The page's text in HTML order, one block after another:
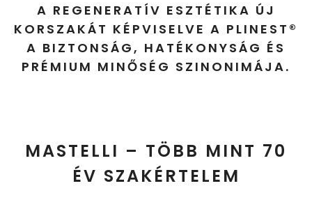
A REGENERATÍV ESZTÉTIKA ÚJ
KORSZAKÁT KÉPVISELVE A PLINEST®
A BIZTONSÁG, HATÉKONYSÁG ÉS
PRÉMIUM MINŐSÉG SZINONIMÁJA.
MASTELLI – TÖBB MINT 70
ÉV SZAKÉRTELEM